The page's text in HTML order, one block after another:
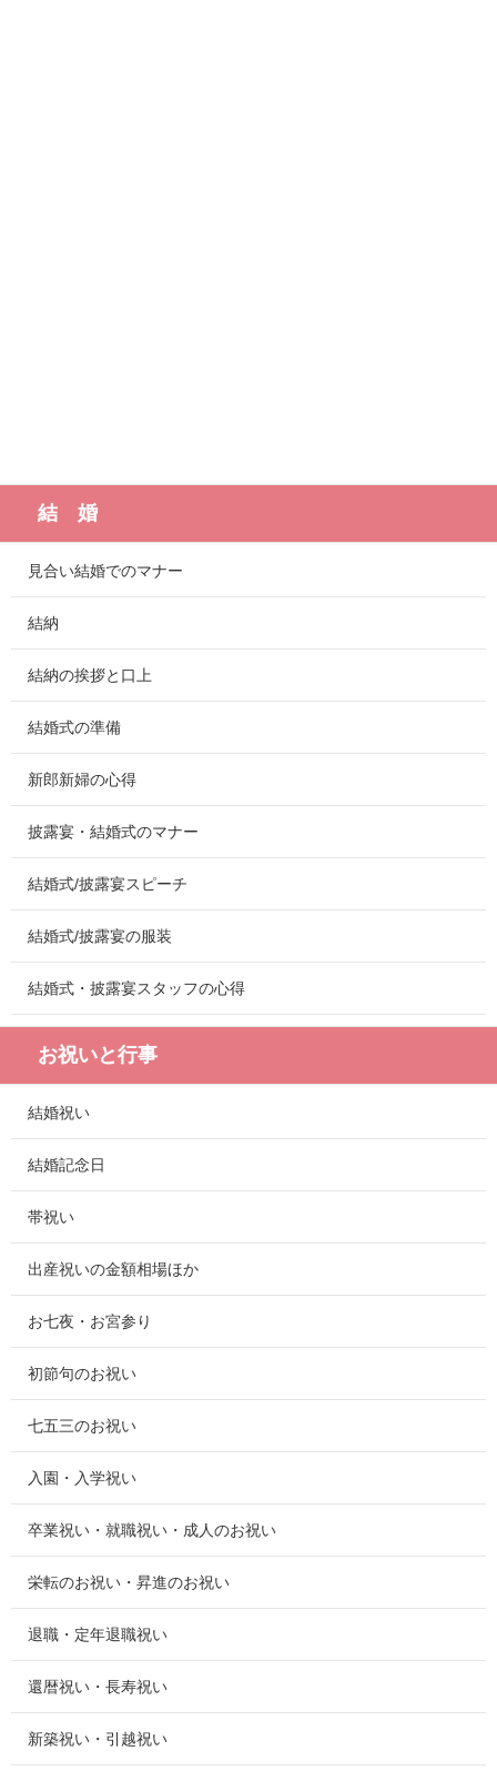
結 婚
見合い結婚でのマナー
結納
結納の挨拶と口上
結婚式の準備
新郎新婦の心得
披露宴・結婚式のマナー
結婚式/披露宴スピーチ
結婚式/披露宴の服装
結婚式・披露宴スタッフの心得
お祝いと行事
結婚祝い
結婚記念日
帯祝い
出産祝いの金額相場ほか
お七夜・お宮参り
初節句のお祝い
七五三のお祝い
入園・入学祝い
卒業祝い・就職祝い・成人のお祝い
栄転のお祝い・昇進のお祝い
退職・定年退職祝い
還暦祝い・長寿祝い
新築祝い・引越祝い